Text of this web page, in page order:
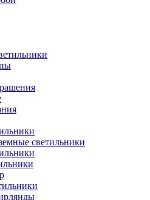
светильники